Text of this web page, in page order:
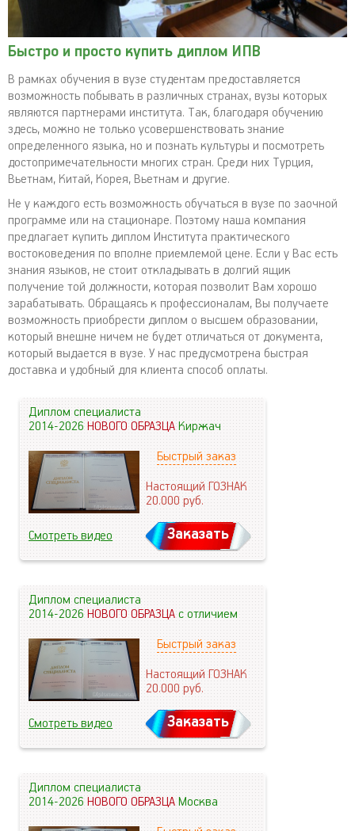
Быстро и просто купить диплом ИПВ
В рамках обучения в вузе студентам предоставляется
возможность побывать в различных странах, вузы которых
являются партнерами института. Так, благодаря обучению
здесь, можно не только усовершенствовать знание
определенного языка, но и познать культуры и посмотреть
достопримечательности многих стран. Среди них Турция,
Вьетнам, Китай, Корея, Вьетнам и другие.
Не у каждого есть возможность обучаться в вузе по заочной
программе или на стационаре. Поэтому наша компания
предлагает купить диплом Института практического
востоковедения по вполне приемлемой цене. Если у Вас есть
знания языков, не стоит откладывать в долгий ящик
получение той должности, которая позволит Вам хорошо
зарабатывать. Обращаясь к профессионалам, Вы получаете
возможность приобрести диплом о высшем образовании,
который внешне ничем не будет отличаться от документа,
который выдается в вузе. У нас предусмотрена быстрая
доставка и удобный для клиента способ оплаты.
Диплом специалиста
2014-2026НОВОГО ОБРАЗЦАКиржач
Быстрый заказ
Настоящий ГОЗНАК
20.000руб.
Смотреть видео Заказать
Диплом специалиста
2014-2026НОВОГО ОБРАЗЦАс отличием
Быстрый заказ
Настоящий ГОЗНАК
20.000руб.
Смотреть видео Заказать
Диплом специалиста
2014-2026НОВОГО ОБРАЗЦАМосква